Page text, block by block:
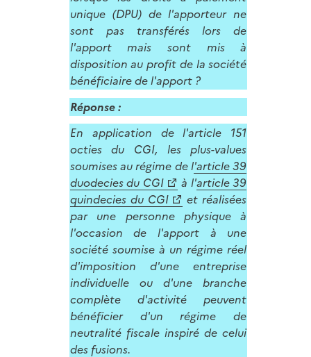
unique (DPU) de l'apporteur ne
sont pas transférés lors de
l'apport mais sont mis à
disposition au profit de la société
bénéficiaire de l'apport ?
Réponse :
En application de l'article 151
octies du CGI, les plus-values
soumises au régime de l'article 39
duodecies du CGI
à l'article 39
quindecies du CGI
et réalisées
par une personne physique à
l'occasion de l'apport à une
société soumise à un régime réel
d'imposition d'une entreprise
individuelle ou d'une branche
complète d'activité peuvent
bénéficier d'un régime de
neutralité fiscale inspiré de celui
des fusions.